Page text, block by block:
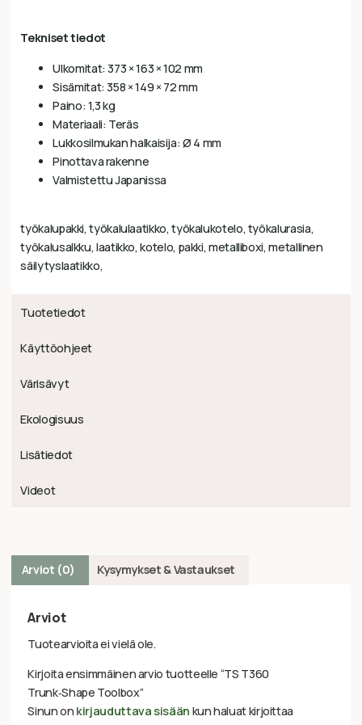
Tekniset tiedot
Ulkomitat: 373 × 163 × 102 mm
Sisämitat: 358 × 149 × 72 mm
Paino: 1,3 kg
Materiaali: Teräs
Lukkosilmukan halkaisija: Ø 4 mm
Pinottava rakenne
Valmistettu Japanissa
työkalupakki, työkalulaatikko, työkalukotelo, työkalurasia,
työkalusalkku, laatikko, kotelo, pakki, metalliboxi, metallinen
säilytyslaatikko,
Tuotetiedot
Käyttöohjeet
Värisävyt
Ekologisuus
Lisätiedot
Videot
Arviot (0) Kysymykset & Vastaukset
Arviot
Tuotearvioita ei vielä ole.
Kirjoita ensimmäinen arvio tuotteelle “TS T360
Trunk‑Shape Toolbox”
Sinun on kirjauduttava sisään kun haluat kirjoittaa